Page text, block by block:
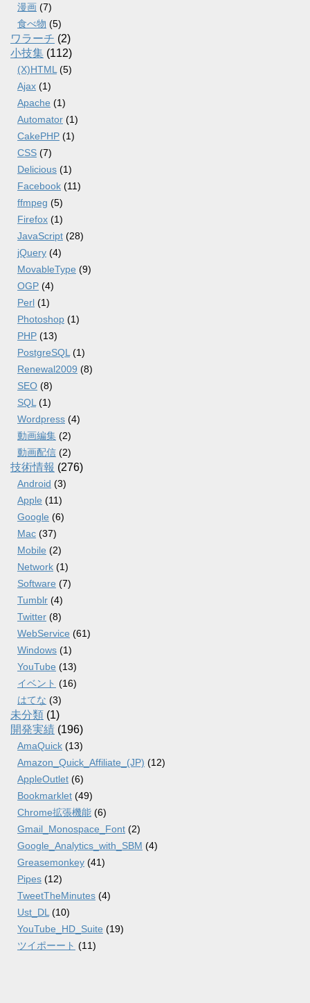
漫画 (7)
食べ物 (5)
ワラーチ (2)
小技集 (112)
(X)HTML (5)
Ajax (1)
Apache (1)
Automator (1)
CakePHP (1)
CSS (7)
Delicious (1)
Facebook (11)
ffmpeg (5)
Firefox (1)
JavaScript (28)
jQuery (4)
MovableType (9)
OGP (4)
Perl (1)
Photoshop (1)
PHP (13)
PostgreSQL (1)
Renewal2009 (8)
SEO (8)
SQL (1)
Wordpress (4)
動画編集 (2)
動画配信 (2)
技術情報 (276)
Android (3)
Apple (11)
Google (6)
Mac (37)
Mobile (2)
Network (1)
Software (7)
Tumblr (4)
Twitter (8)
WebService (61)
Windows (1)
YouTube (13)
イベント (16)
はてな (3)
未分類 (1)
開発実績 (196)
AmaQuick (13)
Amazon_Quick_Affiliate_(JP) (12)
AppleOutlet (6)
Bookmarklet (49)
Chrome拡張機能 (6)
Gmail_Monospace_Font (2)
Google_Analytics_with_SBM (4)
Greasemonkey (41)
Pipes (12)
TweetTheMinutes (4)
Ust_DL (10)
YouTube_HD_Suite (19)
ツイポーート (11)